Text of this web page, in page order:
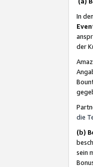
In
der
die
(b)
sein